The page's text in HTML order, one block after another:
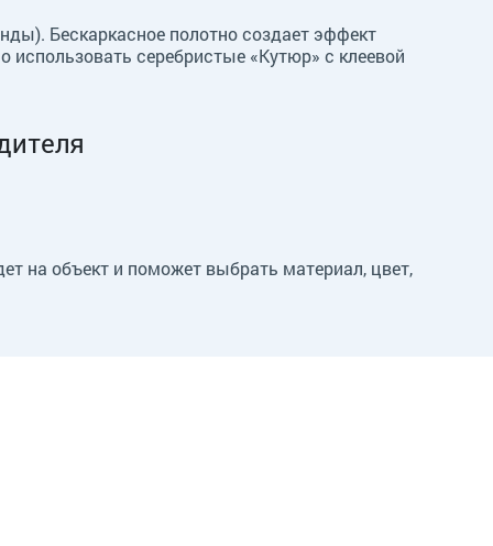
Бескаркасное полотно создает эффект
серебристые «Кутюр» с клеевой
на объект и поможет выбрать материал, цвет,